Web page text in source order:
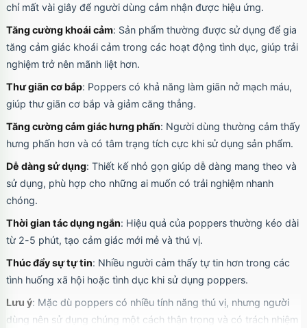
chỉ mất vài giây để người dùng cảm nhận được hiệu ứng.
Tăng cường khoái cảm: Sản phẩm thường được sử dụng để gia
tăng cảm giác khoái cảm trong các hoạt động tình dục, giúp trải
nghiệm trở nên mãnh liệt hơn.
Thư giãn cơ bắp: Poppers có khả năng làm giãn nở mạch máu,
giúp thư giãn cơ bắp và giảm căng thẳng.
Tăng cường cảm giác hưng phấn: Người dùng thường cảm thấy
hưng phấn hơn và có tâm trạng tích cực khi sử dụng sản phẩm.
Dễ dàng sử dụng: Thiết kế nhỏ gọn giúp dễ dàng mang theo và
sử dụng, phù hợp cho những ai muốn có trải nghiệm nhanh
chóng.
Thời gian tác dụng ngắn: Hiệu quả của poppers thường kéo dài
từ 2-5 phút, tạo cảm giác mới mẻ và thú vị.
Thúc đẩy sự tự tin: Nhiều người cảm thấy tự tin hơn trong các
tình huống xã hội hoặc tình dục khi sử dụng poppers.
Lưu ý: Mặc dù poppers có nhiều tính năng thú vị, nhưng người
dùng nên sử dụng chúng một cách thận trọng và có trách nhiệm